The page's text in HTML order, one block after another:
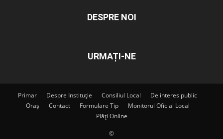
DESPRE NOI
URMAȚI-NE
Primar Despre Instituție Consiliul Local
De interes public
Oraș
Contact Formulare Tip
Monitorul Oficial Local
Plăți Online
©